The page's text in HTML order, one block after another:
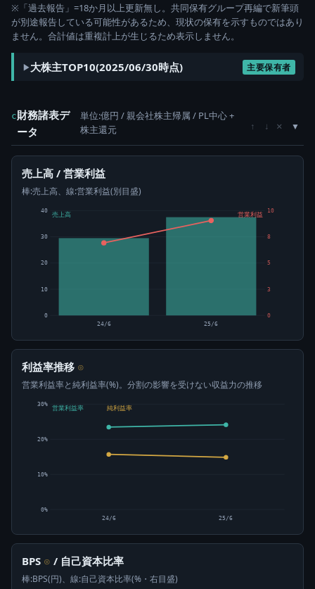
※「過去報告」=18か月以上更新無し。共同保有グループ再編で新筆頭
が別途報告している可能性があるため、現状の保有を示すものではあり
ません。合計値は重複計上が生じるため表示しません。
大株主TOP10(2025/06/30時点) 主要保有者
c財務諸表デ
ータ
単位:億円 / 親会社株主帰属 / PL中心 +
株主還元
↑ ↓ ×
売上高 / 営業利益
棒:売上高、線:営業利益(別目盛)
0
10
20
30
40
0
3
5
8
10
24/6 25/6
売上高 営業利益
利益率推移 ⊙
営業利益率と純利益率(%)。分割の影響を受けない収益力の推移
0%
10%
20%
30%
営業利益率 純利益率
24/6 25/6
BPS ⊙ / 自己資本比率
棒:BPS(円)、線:自己資本比率(%・右目盛)